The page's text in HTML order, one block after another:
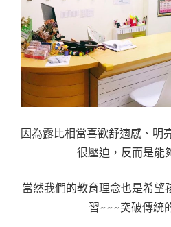
因為露比相當喜歡舒適感、明
很壓迫，反而是能
當然我們的教育理念也是希望
習~~~突破傳統